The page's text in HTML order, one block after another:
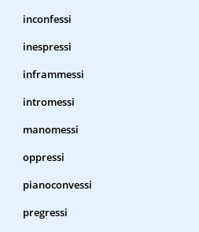
inconfessi
inespressi
inframmessi
intromessi
manomessi
oppressi
pianoconvessi
pregressi